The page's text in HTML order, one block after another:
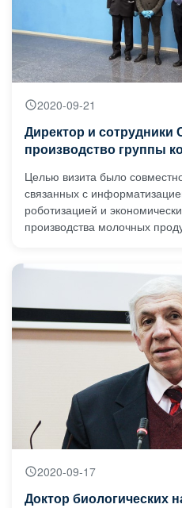
2020-09-21
Директор и
производство группы
Целью визита было
связанных с
роботизацией и
производства молочных
2020-09-17
Доктор биологических